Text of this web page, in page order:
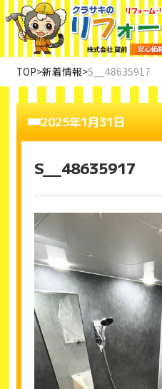
TOP>新着情報>S__48635917
2025年1月31日
S__48635917